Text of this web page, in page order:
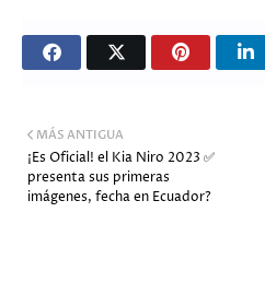
MÁS ANTIGUA
¡Es Oficial! el Kia Niro 2023 ✅
presenta sus primeras
imágenes, fecha en Ecuador?